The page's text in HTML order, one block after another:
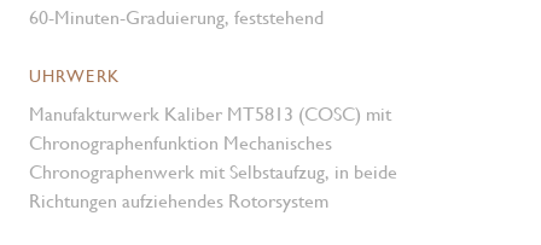
60-Minuten-Graduierung, feststehend
UHRWERK
Manufakturwerk Kaliber MT5813 (COSC) mit
Chronographen­funktion Mechanisches
Chronographenwerk mit Selbstaufzug, in beide
Richtungen aufziehendes Rotorsystem